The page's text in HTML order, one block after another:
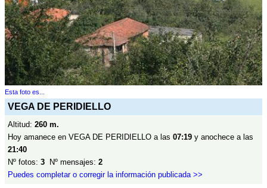
Esta foto es...
VEGA DE PERIDIELLO
Altitud: 260 m.
Hoy amanece en VEGA DE PERIDIELLO a las 07:19 y anochece a las
21:40
Nº fotos: 3 Nº mensajes: 2
Puedes completar o corregir la información publicada >>